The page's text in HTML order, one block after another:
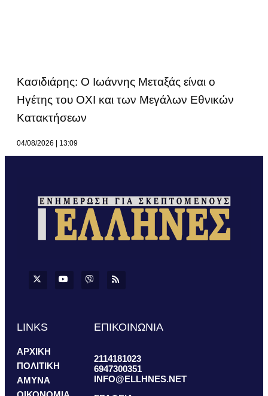
Κασιδιάρης: Ο Ιωάννης Μεταξάς είναι ο
Ηγέτης του ΟΧΙ και των Μεγάλων Εθνικών
Κατακτήσεων
04/08/2026 13:09
LINKS
ΑΡΧΙΚΗ
ΠΟΛΙΤΙΚΗ
ΑΜΥΝΑ
ΕΠΙΚΟΙΝΩΝΙΑ
2114181023
6947300351
INFO@ELLHNES.NET